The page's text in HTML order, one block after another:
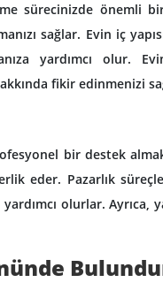
sürecinizde önemli
sağlar. Evin iç
yardımcı olur.
fikir edinmenizi
bir destek
eder. Pazarlık
olurlar.